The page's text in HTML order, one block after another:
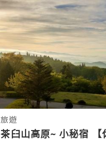
旅遊
茶臼山高原~ 小秘宿 【